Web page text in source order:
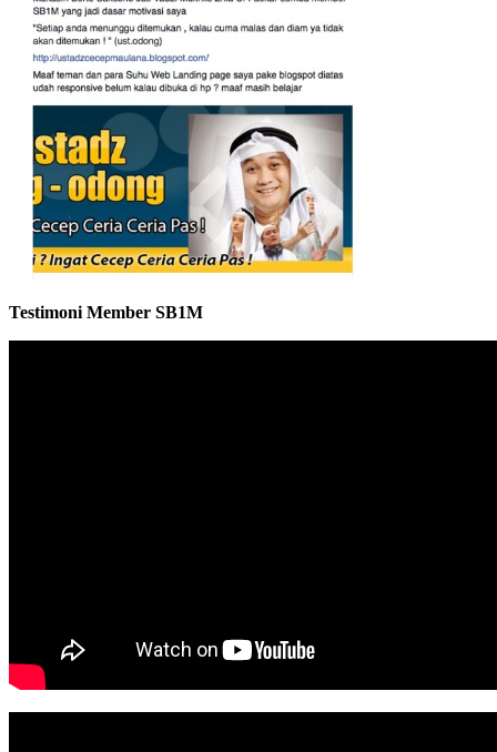
Testimoni Member SB1M